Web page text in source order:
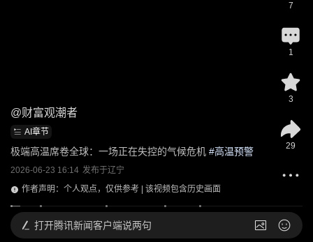
@财富观潮者
AI章节
极端高温席卷全球：一场正在失控的气候危机 #高温预警
2026-06-23 16:14 发布于辽宁
作者声明：个人观点，仅供参考 | 该视频包含历史画面
7
1
3
29
打开腾讯新闻客户端说两句